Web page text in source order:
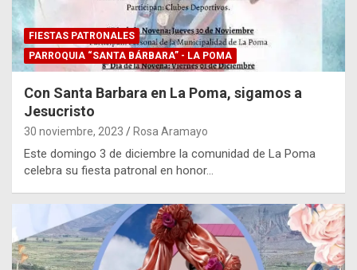
FIESTAS PATRONALES
PARROQUIA “SANTA BÁRBARA” - LA POMA
Con Santa Barbara en La Poma, sigamos a
Jesucristo
30 noviembre, 2023 Rosa Aramayo
Este domingo 3 de diciembre la comunidad de La Poma
celebra su fiesta patronal en honor…